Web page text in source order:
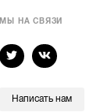
МЫ НА СВЯЗИ
Написать нам